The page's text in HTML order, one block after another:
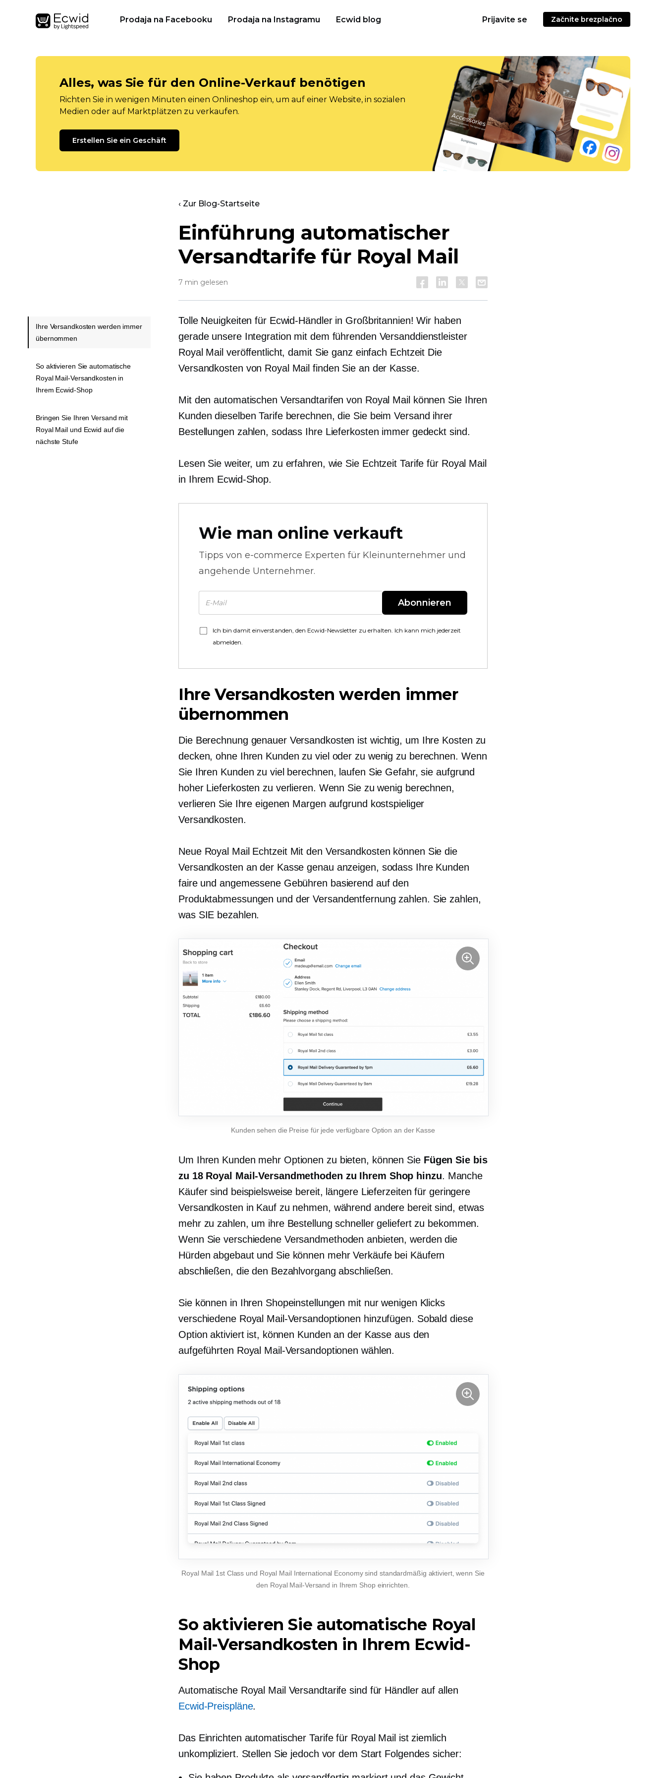
Prodaja na Facebooku Prodaja na Instagramu Ecwid blog Prijavite se Začnite brezplačno
Alles, was Sie für den Online-Verkauf benötigen
Richten Sie in wenigen Minuten einen Onlineshop ein, um auf einer Website, in sozialen
Medien oder auf Marktplätzen zu verkaufen.
Erstellen Sie ein Geschäft
‹ Zur Blog-Startseite
Einführung automatischer
Versandtarife für Royal Mail
7 min gelesen
Tolle Neuigkeiten für Ecwid-Händler in Großbritannien! Wir haben
gerade unsere Integration mit dem führenden Versanddienstleister
Royal Mail veröffentlicht, damit Sie ganz einfach Echtzeit Die
Versandkosten von Royal Mail finden Sie an der Kasse.
Mit den automatischen Versandtarifen von Royal Mail können Sie Ihren
Kunden dieselben Tarife berechnen, die Sie beim Versand ihrer
Bestellungen zahlen, sodass Ihre Lieferkosten immer gedeckt sind.
Lesen Sie weiter, um zu erfahren, wie Sie Echtzeit Tarife für Royal Mail
in Ihrem Ecwid-Shop.
Wie man online verkauft
Tipps von e-commerce Experten für Kleinunternehmer und
angehende Unternehmer.
Abonnieren
Ich bin damit einverstanden, den Ecwid-Newsletter zu erhalten. Ich kann mich jederzeit
abmelden.
Ihre Versandkosten werden immer
übernommen
Die Berechnung genauer Versandkosten ist wichtig, um Ihre Kosten zu
decken, ohne Ihren Kunden zu viel oder zu wenig zu berechnen. Wenn
Sie Ihren Kunden zu viel berechnen, laufen Sie Gefahr, sie aufgrund
hoher Lieferkosten zu verlieren. Wenn Sie zu wenig berechnen,
verlieren Sie Ihre eigenen Margen aufgrund kostspieliger
Versandkosten.
Neue Royal Mail EchtzeitMit den Versandkosten können Sie die
Versandkosten an der Kasse genau anzeigen, sodass Ihre Kunden
faire und angemessene Gebühren basierend auf den
Produktabmessungen und der Versandentfernung zahlen. Sie zahlen,
was SIE bezahlen.
Kunden sehen die Preise für jede verfügbare Option an der Kasse
Um Ihren Kunden mehr Optionen zu bieten, können Sie Fügen Sie bis
zu 18 Royal Mail-Versandmethoden zu Ihrem Shop hinzu. Manche
Käufer sind beispielsweise bereit, längere Lieferzeiten für geringere
Versandkosten in Kauf zu nehmen, während andere bereit sind, etwas
mehr zu zahlen, um ihre Bestellung schneller geliefert zu bekommen.
Wenn Sie verschiedene Versandmethoden anbieten, werden die
Hürden abgebaut und Sie können mehr Verkäufe bei Käufern
abschließen, die den Bezahlvorgang abschließen.
Sie können in Ihren Shopeinstellungen mit nur wenigen Klicks
verschiedene Royal Mail-Versandoptionen hinzufügen. Sobald diese
Option aktiviert ist, können Kunden an der Kasse aus den
aufgeführten Royal Mail-Versandoptionen wählen.
Royal Mail 1st Class und Royal Mail International Economy sind standardmäßig aktiviert, wenn Sie
den Royal Mail-Versand in Ihrem Shop einrichten.
So aktivieren Sie automatische Royal
Mail-Versandkosten in Ihrem Ecwid-
Shop
Automatische Royal Mail Versandtarife sind für Händler auf allen
Ecwid-Preispläne.
Das Einrichten automatischer Tarife für Royal Mail ist ziemlich
unkompliziert. Stellen Sie jedoch vor dem Start Folgendes sicher:
Ihre Versandkosten werden immer
übernommen
So aktivieren Sie automatische
Royal Mail-Versandkosten in
Ihrem Ecwid-Shop
Bringen Sie Ihren Versand mit
Royal Mail und Ecwid auf die
nächste Stufe